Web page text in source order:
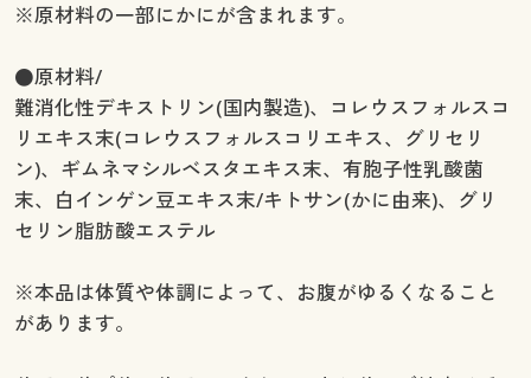
※原材料の一部にかにが含まれます。
●原材料/
難消化性デキストリン(国内製造)、コレウスフォルスコ
リエキス末(コレウスフォルスコリエキス、グリセリ
ン)、ギムネマシルベスタエキス末、有胞子性乳酸菌
末、白インゲン豆エキス末/キトサン(かに由来)、グリ
セリン脂肪酸エステル
※本品は体質や体調によって、お腹がゆるくなること
があります。